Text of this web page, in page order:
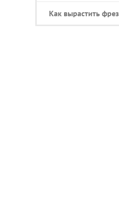
Как вырастить